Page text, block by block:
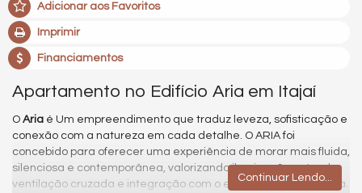
Adicionar aos Favoritos
Imprimir
Financiamentos
Apartamento no Edifício Aria em Itajaí
O Aria é Um empreendimento que traduz leveza, sofisticação e
conexão com a natureza em cada detalhe. O ARIA foi
concebido para oferecer uma experiência de morar mais fluida,
silenciosa e contemporânea, valorizando iluminação natural,
ventilação cruzada e integração com o entorno da Praia Brava.
Continuar Lendo...